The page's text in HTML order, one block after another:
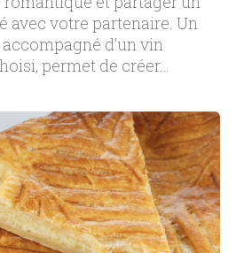
avec votre partenaire. Un
d’un vin
permet de créer…